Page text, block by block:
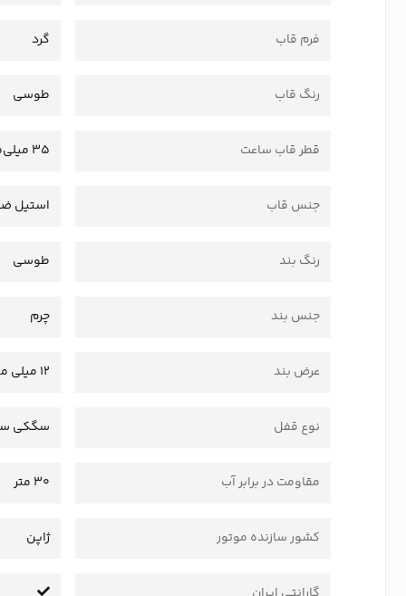
فرم قاب گرد
رنگ قاب طوسی
قطر قاب ساعت 35 میلی‌متر
جنس قاب استیل
رنگ بند طوسی
جنس بند چرم
عرض بند 12 میلی متر
نوع قفل سگکی
مقاومت در برابر آب 30 متر
کشور سازنده موتور ژاپن